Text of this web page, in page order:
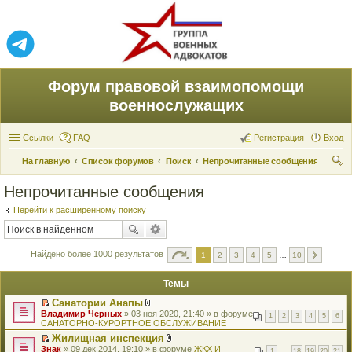
Форум правовой взаимопомощи
военнослужащих
Ссылки FAQ Вход
Регистрация
На главную Список форумов Поиск
Непрочитанные сообщения
Непрочитанные сообщения
Перейти к расширенному поиску
Найдено более 1000 результатов 1 2 3 4 5 10
Темы
П
е
р
е
й
Санатории Анапы
В
л
о
ж
е
1 2 3 4 5 6
Владимир Черных » 03 ноя 2020, 21:40 » в форуме
САНАТОРНО-КУРОРТНОЕ ОБСЛУЖИВАНИЕ
П
Жилищная инспекция
В
Знак » 09 дек 2014, 19:10 » в форуме ЖКХ И